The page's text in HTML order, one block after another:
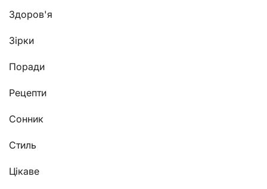
Здоров'я
Зірки
Поради
Рецепти
Сонник
Стиль
Цікаве